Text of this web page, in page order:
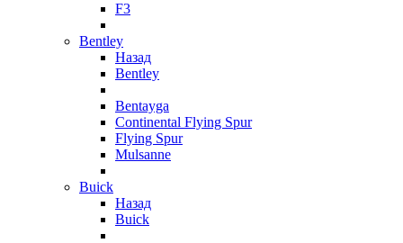
F3
Bentley
Назад
Bentley
Bentayga
Continental Flying Spur
Flying Spur
Mulsanne
Buick
Назад
Buick